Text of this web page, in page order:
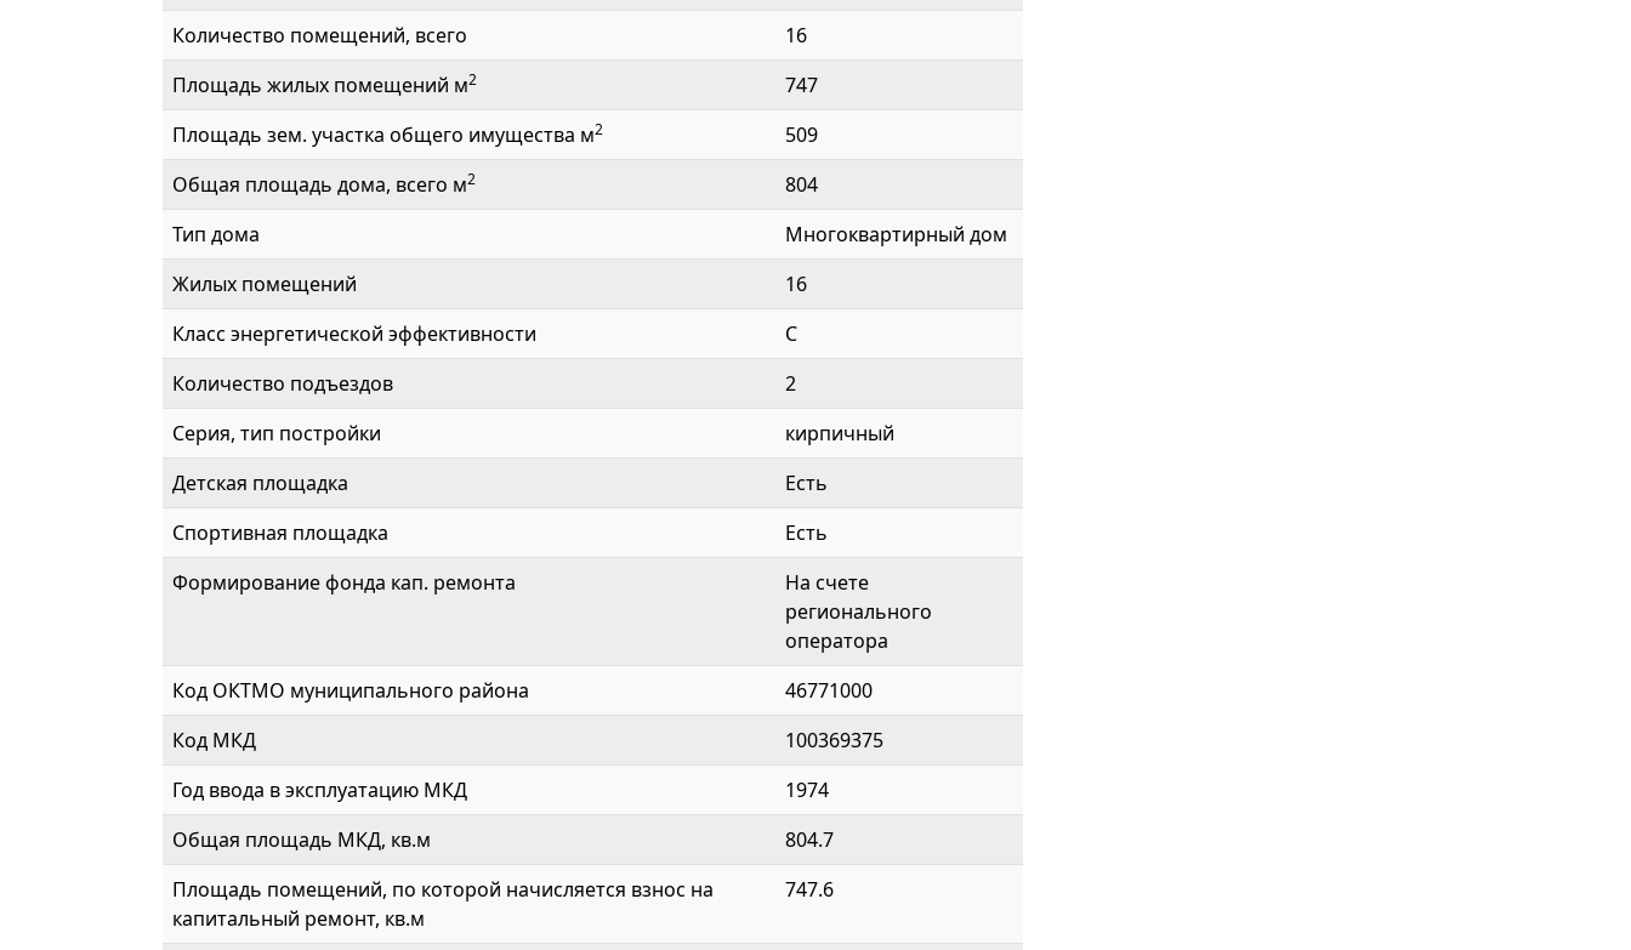
Количество помещений, всего
16
Площадь жилых помещений м2
747
Площадь зем. участка общего имущества м2
509
Общая площадь дома, всего м2
804
Тип дома
Многоквартирный дом
Жилых помещений
16
Класс энергетической эффективности
C
Количество подъездов
2
Серия, тип постройки
кирпичный
Детская площадка
Есть
Спортивная площадка
Есть
Формирование фонда кап. ремонта
На счете
регионального
оператора
Код ОКТМО муниципального района
46771000
Код МКД
100369375
Год ввода в эксплуатацию МКД
1974
Общая площадь МКД, кв.м
804.7
Площадь помещений, по которой начисляется взнос на
капитальный ремонт, кв.м
747.6